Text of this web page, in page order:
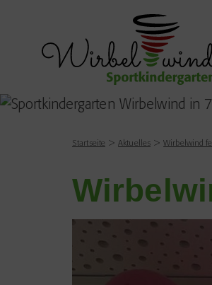
Startseite Aktuelles Wirbelwind